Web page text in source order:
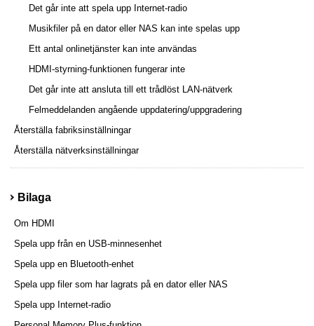
Det går inte att spela upp Internet-radio
Musikfiler på en dator eller NAS kan inte spelas upp
Ett antal onlinetjänster kan inte användas
HDMI-styrning-funktionen fungerar inte
Det går inte att ansluta till ett trådlöst LAN-nätverk
Felmeddelanden angående uppdatering/uppgradering
Återställa fabriksinställningar
Återställa nätverksinställningar
Bilaga
Om HDMI
Spela upp från en USB-minnesenhet
Spela upp en Bluetooth-enhet
Spela upp filer som har lagrats på en dator eller NAS
Spela upp Internet-radio